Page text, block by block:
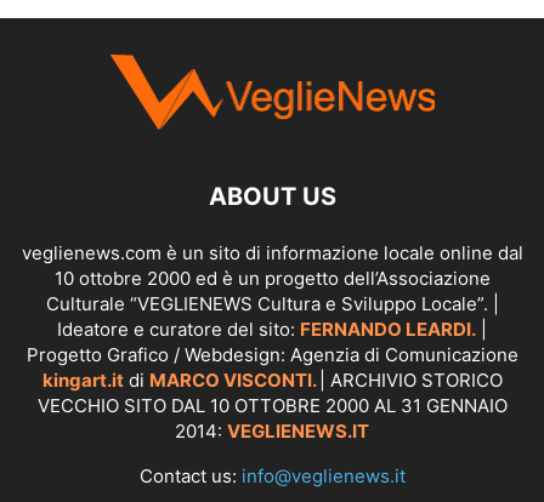
SCOPRI I SERVIZI DIKINGART.IT
ABOUT US
veglienews.com è un sito di informazione locale online dal
10 ottobre 2000 ed è un progetto dell’Associazione
Culturale “VEGLIENEWS Cultura e Sviluppo Locale”. |
Ideatore e curatore del sito: FERNANDO LEARDI.
Progetto Grafico / Webdesign: Agenzia di Comunicazione
kingart.itdi MARCO VISCONTI. | ARCHIVIO STORICO
VECCHIO SITO DAL 10 OTTOBRE 2000 AL 31 GENNAIO
2014: VEGLIENEWS.IT
Contact us: info@veglienews.it